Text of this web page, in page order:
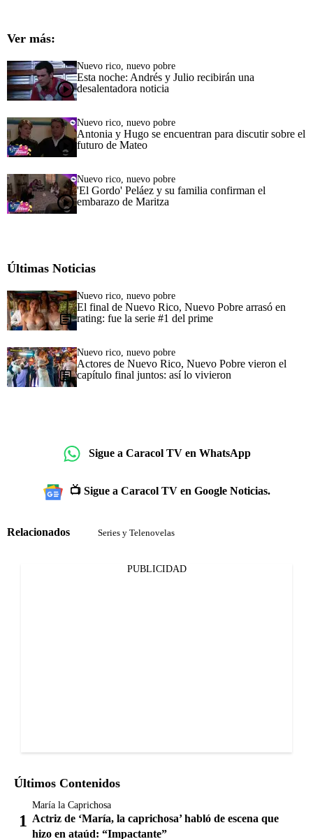
Ver más:
Nuevo rico, nuevo pobre
Esta noche: Andrés y Julio recibirán una
desalentadora noticia
Nuevo rico, nuevo pobre
Antonia y Hugo se encuentran para discutir sobre el
futuro de Mateo
Nuevo rico, nuevo pobre
'El Gordo' Peláez y su familia confirman el
embarazo de Maritza
Últimas Noticias
Nuevo rico, nuevo pobre
El final de Nuevo Rico, Nuevo Pobre arrasó en
rating: fue la serie #1 del prime
Nuevo rico, nuevo pobre
Actores de Nuevo Rico, Nuevo Pobre vieron el
capítulo final juntos: así lo vivieron
Sigue a Caracol TV en WhatsApp
📺 Sigue a Caracol TV en Google Noticias.
Relacionados Series y Telenovelas
PUBLICIDAD
Últimos Contenidos
María la Caprichosa
Actriz de ‘María, la caprichosa’ habló de escena que
hizo en ataúd: “Impactante”